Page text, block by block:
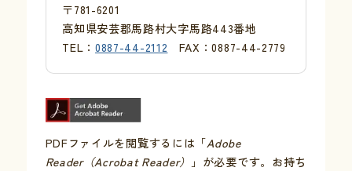
〒781-6201
高知県安芸郡馬路村大字馬路443番地
TEL： 0887-44-2112 FAX：0887-44-2779
PDFファイルを閲覧するには「Adobe
Reader（Acrobat Reader） 」が必要です。お持ち